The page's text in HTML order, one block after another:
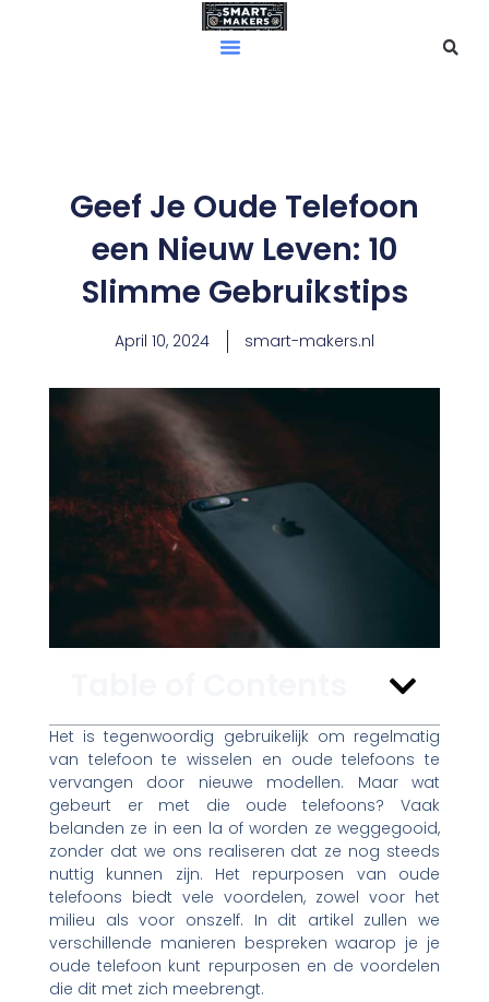
Geef Je Oude Telefoon
een Nieuw Leven: 10
Slimme Gebruikstips
April 10, 2024 smart-makers.nl
Het is tegenwoordig gebruikelijk om regelmatig
van telefoon te wisselen en oude telefoons te
vervangen door nieuwe modellen. Maar wat
gebeurt er met die oude telefoons? Vaak
belanden ze in een la of worden ze weggegooid,
zonder dat we ons realiseren dat ze nog steeds
nuttig kunnen zijn. Het repurposen van oude
telefoons biedt vele voordelen, zowel voor het
milieu als voor onszelf. In dit artikel zullen we
verschillende manieren bespreken waarop je je
oude telefoon kunt repurposen en de voordelen
die dit met zich meebrengt.